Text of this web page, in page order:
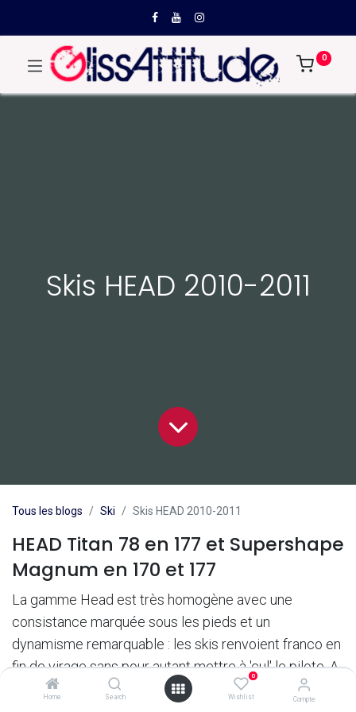
Home Search
0
Wishlist Compte
0
Skis HEAD 2010-2011
Tous les blogs Ski Skis HEAD 2010-2011
HEAD Titan 78 en 177 et Supershape
Magnum en 170 et 177
La gamme Head est très homogène avec une
consistance marquée sous les pieds et un
dynamisme remarquable : les skis renvoient franco en
fin de virage sans pour autant mettre à 'cul' le pilote. A
ce titre, les 2 head offrent moins de fluidité que les